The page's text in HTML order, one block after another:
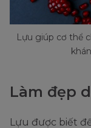
Lựu giúp cơ thể
Làm đẹp
Lựu được biết